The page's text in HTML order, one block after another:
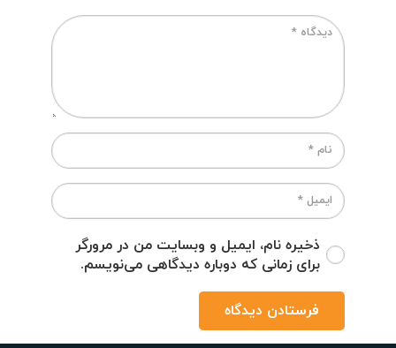
ذخیره نام، ایمیل و وبسایت من در مرورگر
برای زمانی که دوباره دیدگاهی می‌نویسم.
فرستادن دیدگاه